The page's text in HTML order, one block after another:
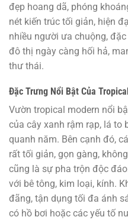
đẹp hoang dã, phóng
nét kiến trúc tối giản, hiện
nhiều người ưa chuộng,
đô thị ngày càng hối hả,
thư thái.
Đặc Trưng Nổi Bật Của
Vườn tropical modern nổi
của cây xanh rậm rạp, lá to
quanh năm. Bên cạnh đó,
rất tối giản, gọn gàng,
cũng là sự pha trộn độc
với bê tông, kim loại, kính.
đãng, tận dụng tối đa ánh
có hồ bơi hoặc các yếu tố